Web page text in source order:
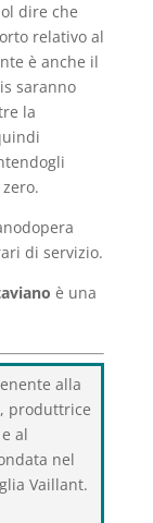
dire che
relativo al
è anche il
saranno
la
di servizio.
è una
alla
, produttrice
al
nel
Vaillant.